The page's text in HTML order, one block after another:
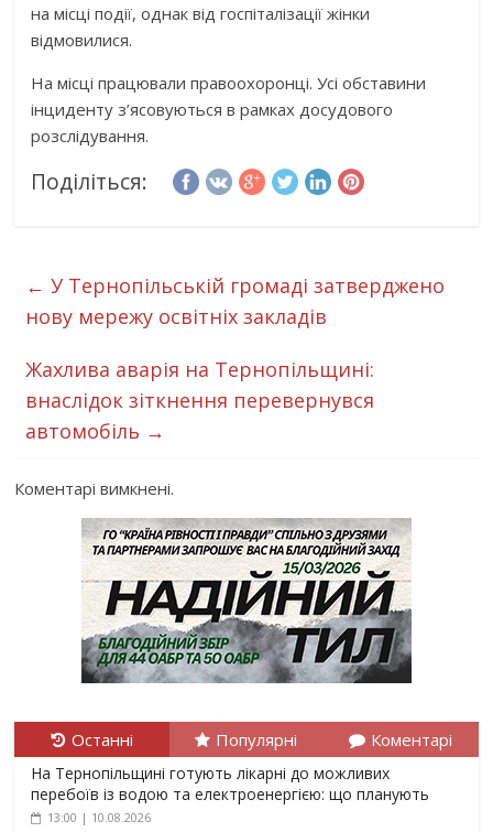
на місці події, однак від госпіталізації жінки
відмовилися.
На місці працювали правоохоронці. Усі обставини
інциденту з’ясовуються в рамках досудового
розслідування.
Поділіться:
← У Тернопільській громаді затверджено
нову мережу освітніх закладів
Жахлива аварія на Тернопільщині:
внаслідок зіткнення перевернувся
автомобіль →
Коментарі вимкнені.
Останні Популярні Коментарі
На Тернопільщині готують лікарні до можливих
перебоїв із водою та електроенергією: що планують
13:00 | 10.08.2026